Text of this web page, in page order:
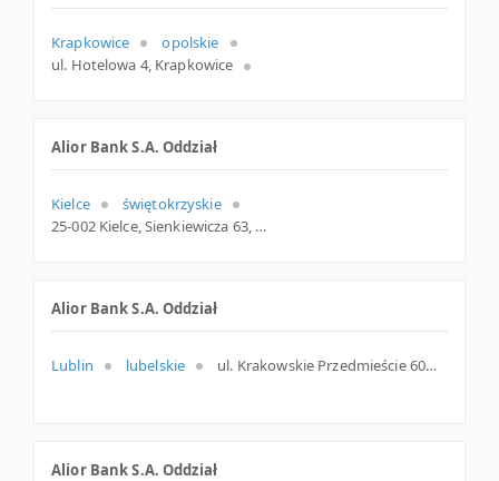
Krapkowice
opolskie
ul. Hotelowa 4, Krapkowice
Alior Bank S.A. Oddział
Kielce
świętokrzyskie
25-002 Kielce, Sienkiewicza 63, woj. Świętokrzyskie, pow. Kielce, gm. Kielce
Alior Bank S.A. Oddział
Lublin lubelskie ul. Krakowskie Przedmieście 60, Lublin
Alior Bank S.A. Oddział